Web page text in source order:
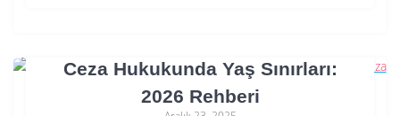
Ceza Hukukunda Yaş Sınırları:
2026 Rehberi